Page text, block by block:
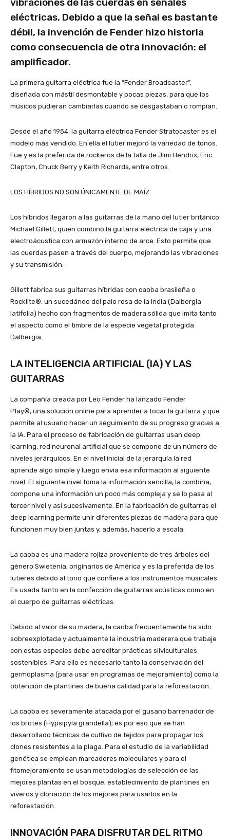
eléctricas. Debido a que la señal es bastante
débil, la invención de Fender hizo historia
como consecuencia de otra innovación: el
amplificador.
La primera guitarra eléctrica fue la “Fender Broadcaster”,
diseñada con mástil desmontable y pocas piezas, para que los
músicos pudieran cambiarlas cuando se desgastaban o rompían.
Desde el año 1954, la guitarra eléctrica Fender Stratocaster es el
modelo más vendido. En ella el lutier mejoró la variedad de tonos.
Fue y es la preferida de rockeros de la talla de Jimi Hendrix, Eric
Clapton, Chuck Berry y Keith Richards, entre otros.
LOS HÍBRIDOS NO SON ÚNICAMENTE DE MAÍZ
Los híbridos llegaron a las guitarras de la mano del lutier británico
Michael Gillett, quien combinó la guitarra eléctrica de caja y una
electroácustica con armazón interno de arce. Esto permite que
las cuerdas pasen a través del cuerpo, mejorando las vibraciones
y su transmisión.
Gillett fabrica sus guitarras híbridas con caoba brasileña o
Rocklite®, un sucedáneo del palo rosa de la India (Dalbergia
latifolia) hecho con fragmentos de madera sólida que imita tanto
el aspecto como el timbre de la especie vegetal protegida
Dalbergia.
LA INTELIGENCIA ARTIFICIAL (IA) Y LAS
GUITARRAS
La compañía creada por Leo Fender ha lanzado Fender
Play®, una solución online para aprender a tocar la guitarra y que
permite al usuario hacer un seguimiento de su progreso gracias a
la IA. Para el proceso de fabricación de guitarras usan deep
learning, red neuronal artificial que se compone de un número de
niveles jerárquicos. En el nivel inicial de la jerarquía la red
aprende algo simple y luego envía esa información al siguiente
nivel. El siguiente nivel toma la información sencilla, la combina,
compone una información un poco más compleja y se lo pasa al
tercer nivel y así sucesivamente. En la fabricación de guitarras el
deep learning permite unir diferentes piezas de madera para que
funcionen muy bien juntas y, además, hacerlo a escala.
La caoba es una madera rojiza proveniente de tres árboles del
género Swietenia, originarios de América y es la preferida de los
lutieres debido al tono que confiere a los instrumentos musicales.
Es usada tanto en la confección de guitarras acústicas como en
el cuerpo de guitarras eléctricas.
Debido al valor de su madera, la caoba frecuentemente ha sido
sobreexplotada y actualmente la industria maderera que trabaje
con estas especies debe acreditar prácticas silviculturales
sostenibles. Para ello es necesario tanto la conservación del
germoplasma (para usar en programas de mejoramiento) como la
obtención de plantines de buena calidad para la reforestación.
La caoba es severamente atacada por el gusano barrenador de
los brotes (Hypsipyla grandella); es por eso que se han
desarrollado técnicas de cultivo de tejidos para propagar los
clones resistentes a la plaga. Para el estudio de la variabilidad
genética se emplean marcadores moleculares y para el
fitomejoramiento se usan metodologías de selección de las
mejores plantas en el bosque, establecimiento de plantines en
viveros y clonación de los mejores para usarlos en la
reforestación.
INNOVACIÓN PARA DISFRUTAR DEL RITMO